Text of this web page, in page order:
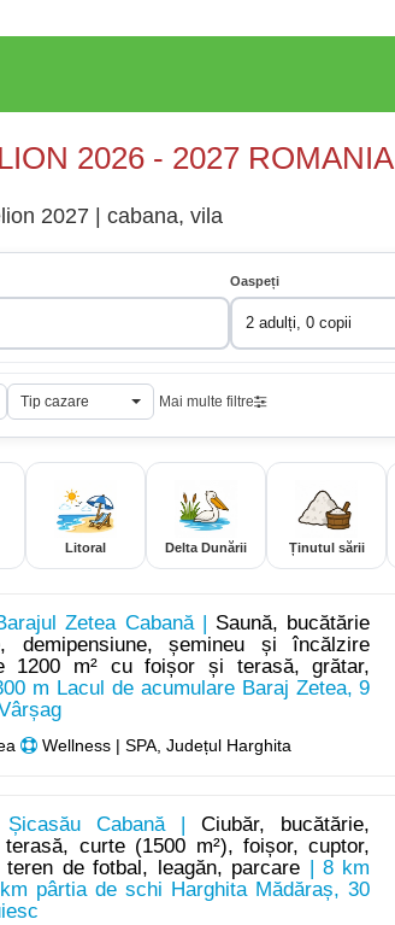
2026 - 2027 ROMANIA
2027 | cabana, vila
Oaspeți
2 adulți, 0 copii
Tip cazare Mai multe filtre
Litoral Delta Dunării Ținutul sării
Zetea Cabană | Saună, bucătărie
demipensiune, șemineu și încălzire
1200 m² cu foișor și terasă, grătar,
m Lacul de acumulare Baraj Zetea, 9
Wellness | SPA, Județul Harghita
Șicasău Cabană |Ciubăr, bucătărie,
curte (1500 m²), foișor, cuptor,
teren de fotbal, leagăn, parcare | 8 km
pârtia de schi Harghita Mădăraș, 30